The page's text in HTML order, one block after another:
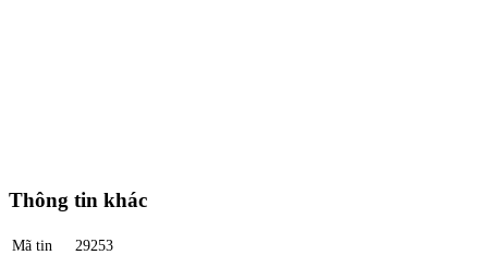
Thông tin khác
Mã tin
29253